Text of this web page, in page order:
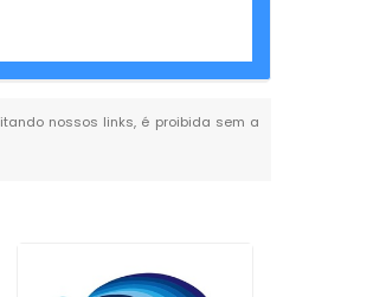
nossos links, é proibida sem a